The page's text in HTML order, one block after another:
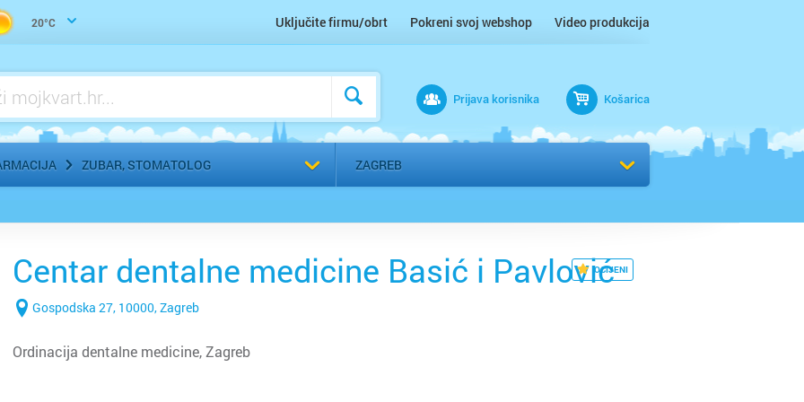
20°C Uključite firmu/obrt Pokreni svoj webshop Video produkcija
Prijava korisnika Košarica
ZUBAR, STOMATOLOG
Urologija
Zubar, Stomatolog
ZAGREB
Odaberi grad
OCIJENI
Centar dentalne medicine Basić i Pavlović
Gospodska 27, 10000, Zagreb
Ordinacija dentalne medicine, Zagreb